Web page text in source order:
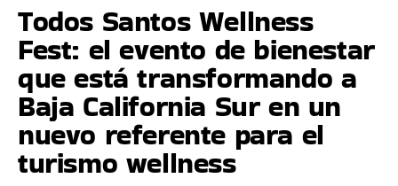
Todos Santos Wellness
Fest: el evento de bienestar
que está transformando a
Baja California Sur en un
nuevo referente para el
turismo wellness